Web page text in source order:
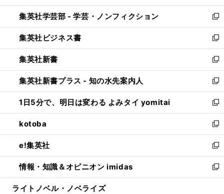
開
く
ウ
で
開
く
ン
ド
ウ
で
開
く
ウ
ィ
ン
ド
ウ
で
開
く
集英社学芸部 - 学芸・ノンフィクション
新
し
い
ウ
ィ
ン
ド
ウ
で
開
く
集英社ビジネス書
新
し
い
ウ
ィ
ン
ド
ウ
で
開
く
集英社新書
新
し
い
ウ
ィ
ン
ド
ウ
で
開
く
集英社新書プラス - 知の水先案内人
新
し
い
ウ
ィ
ン
ド
ウ
で
開
1日5分で、明日は変わる よみタイ yomitai
新
し
い
ウ
ィ
ン
ド
ウ
kotoba
新
し
い
ウ
ィ
ン
e!集英社
新
し
い
ウ
情報・知識＆オピニオン imidas
新
し
ライトノベル・ノベライズ